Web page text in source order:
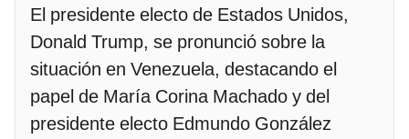
El presidente electo de Estados Unidos,
Donald Trump, se pronunció sobre la
situación en Venezuela, destacando el
papel de María Corina Machado y del
presidente electo Edmundo González